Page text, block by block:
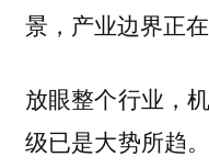
景，产业边界正在
放眼整个行业，
级已是大势所趋